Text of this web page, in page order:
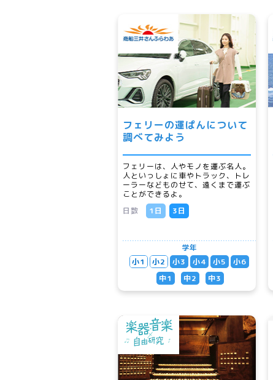
フェリーの運ぱんについて
調べてみよう
フェリーは、人やモノを運ぶ名人。
人といっしょに車やトラック、トレ
ーラーなどものせて、遠くまで運ぶ
ことができるよ。
日数
1日 3日
学年
小1
小2 小3 小4 小5
小6
中1
中2 中3